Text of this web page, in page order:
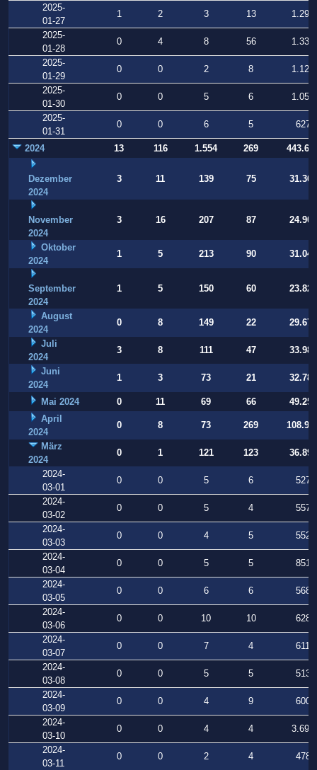
2025-
01-27
1 2 3 13
1.298
2025-
01-28
0 4 8 56
1.334
2025-
01-29
0 0 2 8
1.128
2025-
01-30
0 0 5 6
1.051
2025-
01-31
0 0 6 5 627
2024 13 116 1.554 269
Dezember
2024
3 11 139 75 31.364
November
2024
3 16 207 87 24.907
Oktober
2024
1 5 213 90 31.040
September
2024
1 5 150 60 23.821
August
2024
0 8 149 22
29.677
Juli
2024
3 8 111 47
33.988
Juni
2024
1 3 73 21 32.784
Mai 2024 0 11 69 66
49.253
April
2024
0 8 73 269
März
2024
0 1 121 123
36.896
2024-
03-01
0 0 5 6
527
2024-
03-02
0 0 5 4
557
2024-
03-03
0 0 4 5
552
2024-
03-04
0 0 5 5
851
2024-
03-05
0 0 6 6
568
2024-
03-06
0 0 10 10
628
2024-
03-07
0 0 7 4
611
2024-
03-08
0 0 5 5
513
2024-
03-09
0 0 4 9
600
2024-
03-10
0 0 4 4
3.695
2024-
03-11
0 0 2 4
478